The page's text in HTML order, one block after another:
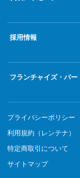
採用情報
フランチャイズ・パー
プライバシーポリシー
利用規約（レンテナ）
特定商取引について
サイトマップ